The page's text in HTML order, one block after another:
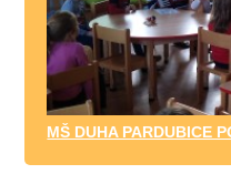
MŠ DUHA PARDUBICE